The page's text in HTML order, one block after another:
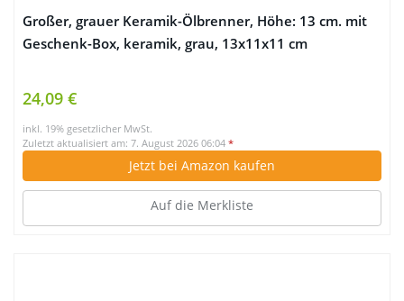
Großer, grauer Keramik-Ölbrenner, Höhe: 13 cm. mit
Geschenk-Box, keramik, grau, 13x11x11 cm
24,09 €
inkl. 19% gesetzlicher MwSt.
Zuletzt aktualisiert am: 7. August 2026 06:04 *
Jetzt bei Amazon kaufen
Auf die Merkliste